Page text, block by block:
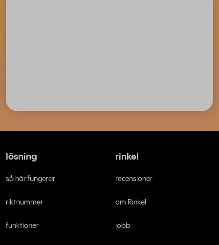
lösning
så här fungerar
riktnummer
funktioner
rinkel
recensioner
om Rinkel
jobb